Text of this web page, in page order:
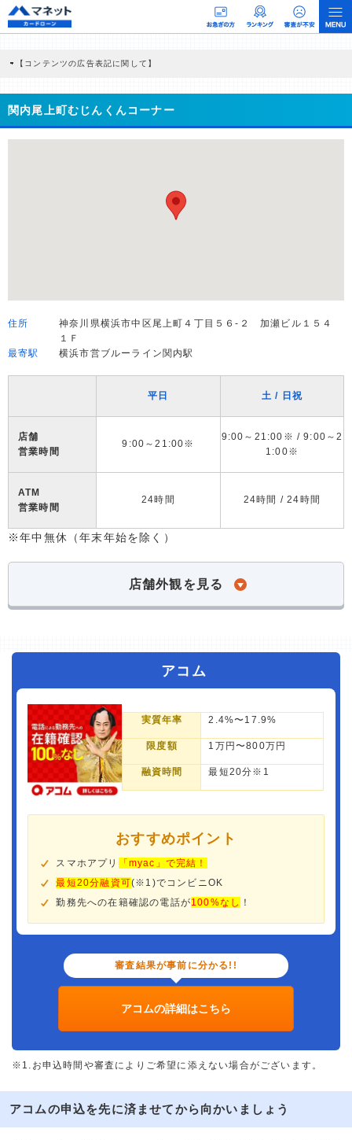
【コンテンツの広告表記に関して】
商品を根拠なくPRするものではなく、当編集部の調査／ユーザーへの口コミ収集な
どに基づき、公平性を担保した情報提供を行っています。
>提携企業一覧
関内尾上町むじんくんコーナー
住所
神奈川県横浜市中区尾上町４丁目５６-２ 加瀬ビル１５４
１Ｆ
最寄駅
横浜市営ブルーライン関内駅
平日 土 / 日祝
店舗
営業時間
9:00～21:00※
9:00～21:00※ / 9:00～2
1:00※
ATM
営業時間
24時間 24時間 / 24時間
※年中無休（年末年始を除く）
店舗外観を見る
アコム
実質年率 2.4%〜17.9%
限度額 1万円〜800万円
融資時間 最短20分※1
おすすめポイント
スマホアプリ
「myac」で完結！
最短20分融資可(※1)でコンビニOK
勤務先への在籍確認の電話が100%なし ！
審査結果が事前に分かる!!
アコムの詳細はこちら
※1.お申込時間や審査によりご希望に添えない場合がございます。
アコムの申込を先に済ませてから向かいましょう